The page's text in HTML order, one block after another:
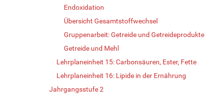
Endoxidation
Übersicht Gesamtstoffwechsel
Gruppenarbeit: Getreide und Getreideprodukte
Getreide und Mehl
Lehrplaneinheit 15: Carbonsäuren, Ester, Fette
Lehrplaneinheit 16: Lipide in der Ernährung
Jahrgangsstufe 2